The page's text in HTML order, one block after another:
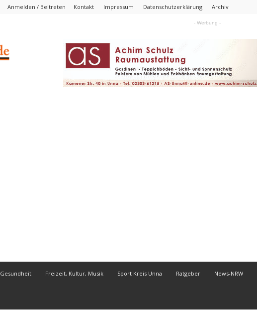
Anmelden / Beitreten Kontakt Impressum Datenschutzerklärung Archiv
- Werbung -
Gesundheit Freizeit, Kultur, Musik Sport Kreis Unna Ratgeber News-NRW